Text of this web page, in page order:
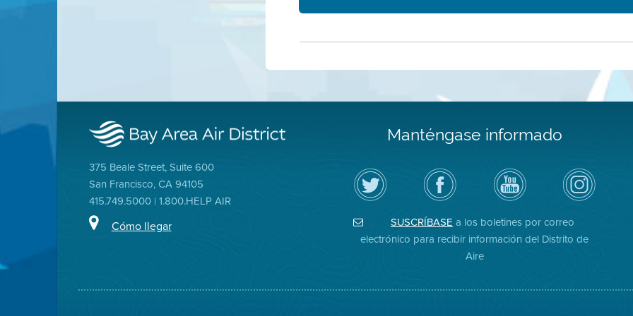
375 Beale Street, Suite 600
San Francisco, CA 94105
415.749.5000 | 1.800.HELP AIR
Cómo llegar
Manténgase informado
Siga
el
Distrito
de
Visite
la
página
de
del
Canal
de
YouTube
del
de
Aire
Air
District
on
Instagram
SUSCRÍBASEa los boletines por correo
electrónico para recibir información del Distrito de
Aire